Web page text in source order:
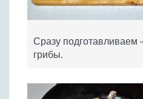
Сразу подготавливаем
грибы.